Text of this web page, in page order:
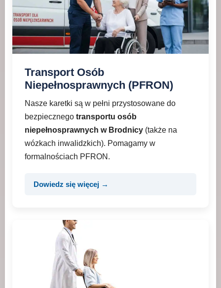
Transport Osób
Niepełnosprawnych (PFRON)
Nasze karetki są w pełni przystosowane do
bezpiecznego transportu osób
niepełnosprawnych w Brodnicy (także na
wózkach inwalidzkich). Pomagamy w
formalnościach PFRON.
Dowiedz się więcej →